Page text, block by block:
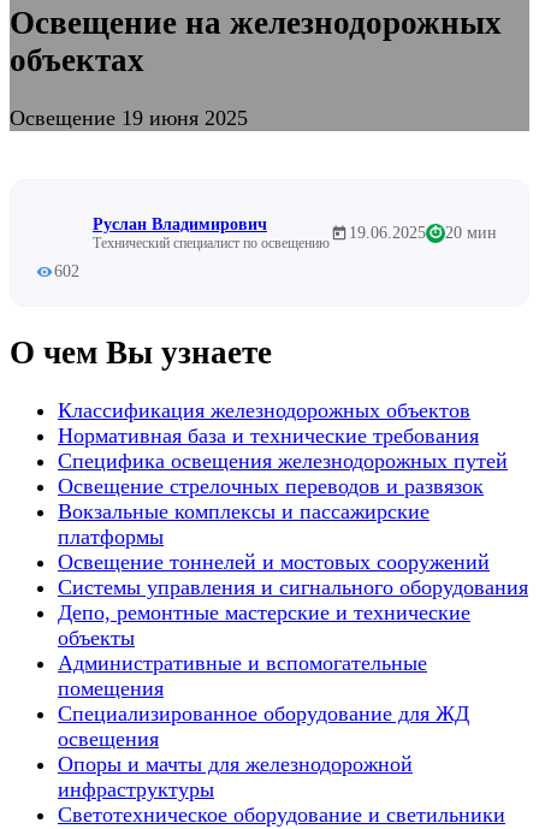
Освещение на железнодорожных
объектах
Освещение 19 июня 2025
Руслан Владимирович
Технический специалист по освещению
19.06.2025 ⏱ 20 мин
602
О чем Вы узнаете
Классификация железнодорожных объектов
Нормативная база и технические требования
Специфика освещения железнодорожных путей
Освещение стрелочных переводов и развязок
Вокзальные комплексы и пассажирские
платформы
Освещение тоннелей и мостовых сооружений
Системы управления и сигнального оборудования
Депо, ремонтные мастерские и технические
объекты
Административные и вспомогательные
помещения
Специализированное оборудование для ЖД
освещения
Опоры и мачты для железнодорожной
инфраструктуры
Светотехническое оборудование и светильники